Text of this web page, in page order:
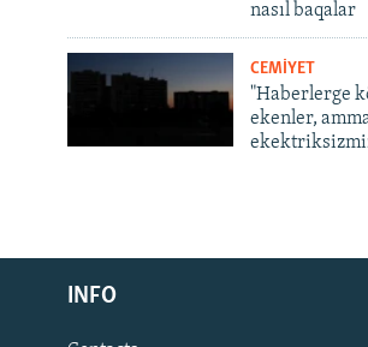
Русский
Українською
nasıl baqalar
CEMİYET
"Haberlerge
ekenler,
INFO